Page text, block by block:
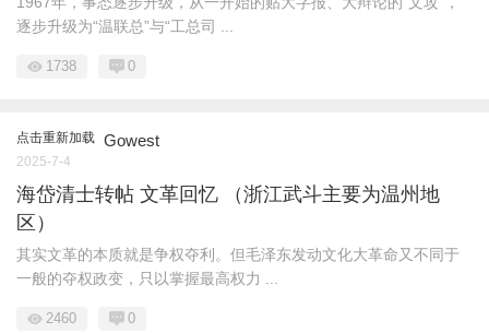
逐步升级为“温联总”与“工总司 ...
1738 0
点击重新加载 Gowest
2025-7-4
海岱清士转帖 文革回忆 （浙江武斗主要为温州地
区）
其实文革的本质就是争权夺利。但毛泽东发动文化大革命又不同于
一般的夺权政变，只以掌握最高权力 ...
2460 0